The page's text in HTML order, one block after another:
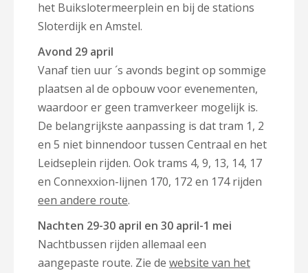
het Buikslotermeerplein en bij de stations
Sloterdijk en Amstel.
Avond 29 april
Vanaf tien uur ´s avonds begint op sommige
plaatsen al de opbouw voor evenementen,
waardoor er geen tramverkeer mogelijk is.
De belangrijkste aanpassing is dat tram 1, 2
en 5 niet binnendoor tussen Centraal en het
Leidseplein rijden. Ook trams 4, 9, 13, 14, 17
en Connexxion-lijnen 170, 172 en 174 rijden
een andere route.
Nachten 29-30 april en 30 april-1 mei
Nachtbussen rijden allemaal een
aangepaste route. Zie de website van het